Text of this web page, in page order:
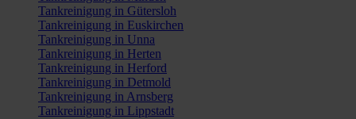
Tankreinigung in Gütersloh
Tankreinigung in Euskirchen
Tankreinigung in Unna
Tankreinigung in Herten
Tankreinigung in Herford
Tankreinigung in Detmold
Tankreinigung in Arnsberg
Tankreinigung in Lippstadt